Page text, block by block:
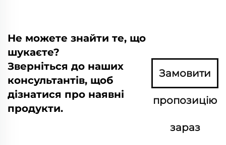
Не можете знайти те, що
шукаєте?
Зверніться до наших
консультантів, щоб
дізнатися про наявні
продукти.
Замовити
пропозицію
зараз